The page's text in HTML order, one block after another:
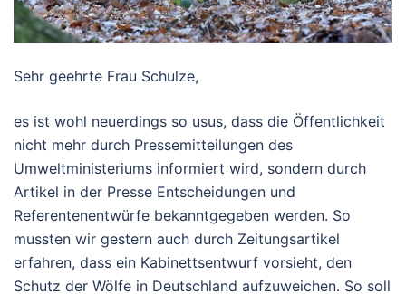
Sehr geehrte Frau Schulze,
es ist wohl neuerdings so usus, dass die Öffentlichkeit
nicht mehr durch Pressemitteilungen des
Umweltministeriums informiert wird, sondern durch
Artikel in der Presse Entscheidungen und
Referentenentwürfe bekanntgegeben werden. So
mussten wir gestern auch durch Zeitungsartikel
erfahren, dass ein Kabinettsentwurf vorsieht, den
Schutz der Wölfe in Deutschland aufzuweichen. So soll